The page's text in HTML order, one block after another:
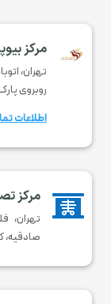
مرکز
تهران،
روبروی
اطلاعات
 مرکز
تهران،
صادقیه،